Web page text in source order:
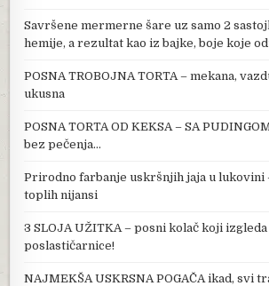
Savršene mermerne šare uz samo 2
hemije, a rezultat kao iz bajke, boje koje
POSNA TROBOJNA TORTA – mekana,
ukusna
POSNA TORTA OD KEKSA – SA
bez pečenja…
Prirodno farbanje uskršnjih jaja u lukovini
toplih nijansi
3 SLOJA UŽITKA – posni kolač koji
poslastičarnice!
NAJMEKŠA USKRSNA POGAČA ikad, svi